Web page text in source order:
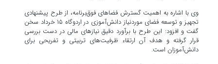
وی با اشاره به اهمیت گسترش فضاهای فوق‌برنامه، از طرح پیشنهادی
تجهیز و توسعه فضای موردنیاز دانش‌آموزی در اردوگاه ۱۵ خرداد سخن
گفت و افزود: این طرح با برآورد دقیق نیازهای مالی در دست بررسی
قرار گرفته و هدف آن ارتقاء ظرفیت‌های تربیتی و تفریحی برای
دانش‌آموزان است.